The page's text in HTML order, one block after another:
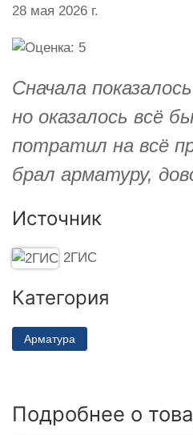
28 мая 2026 г.
Сначала
но оказалось всё
потратил на всё
брал арматуру,
Источник
2ГИС
Категория
Арматура
Подробнее о